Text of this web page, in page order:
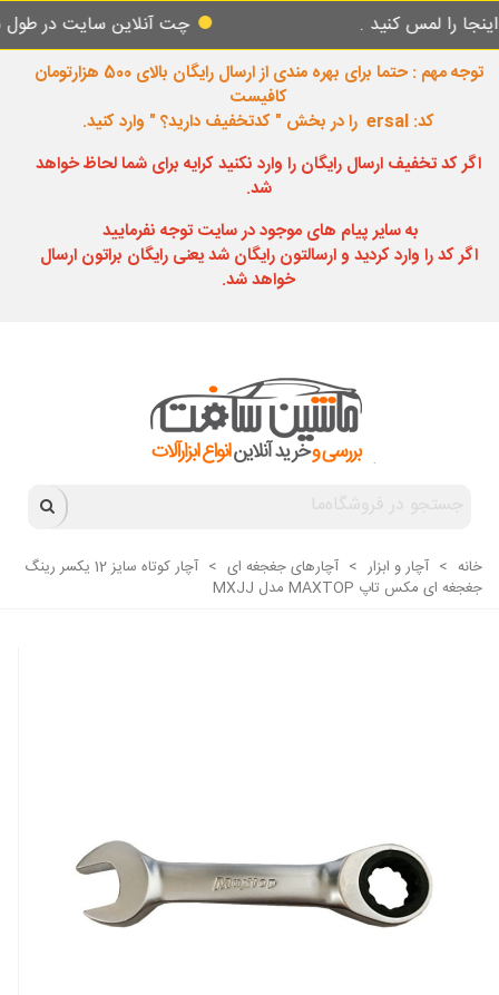
کنید . چت آنلاین سایت در طول شبانه
توجه مهم : حتما برای بهره مندی از ارسال رایگان بالای 500 هزارتومان
کافیست
کد: ersal را در بخش " کدتخفیف دارید؟ " وارد کنید.
اگر کد تخفیف ارسال رایگان را وارد نکنید کرایه برای شما لحاظ خواهد
شد.
به سایر پیام های موجود در سایت توجه نفرمایید
اگر کد را وارد کردید و ارسالتون رایگان شد یعنی رایگان براتون ارسال
خواهد شد.
خانه > آچار و ابزار > آچارهای جغجغه ای >
آچار کوتاه سایز 12 یکسر رینگ
جغجغه ای مکس تاپ MAXTOP مدل MXJJ